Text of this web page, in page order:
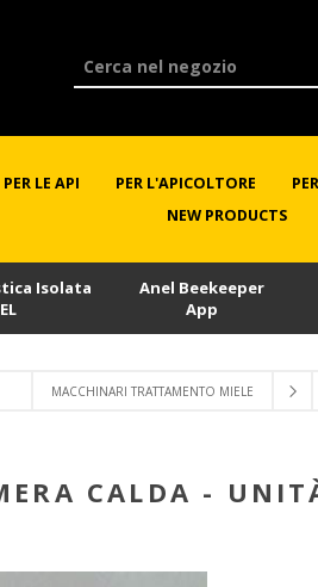
PER LE API PER L'APICOLTORE
NEW PRODUCTS
Isolata
Anel Beekeeper
App
MACCHINARI TRATTAMENTO MIELE
CALDA -